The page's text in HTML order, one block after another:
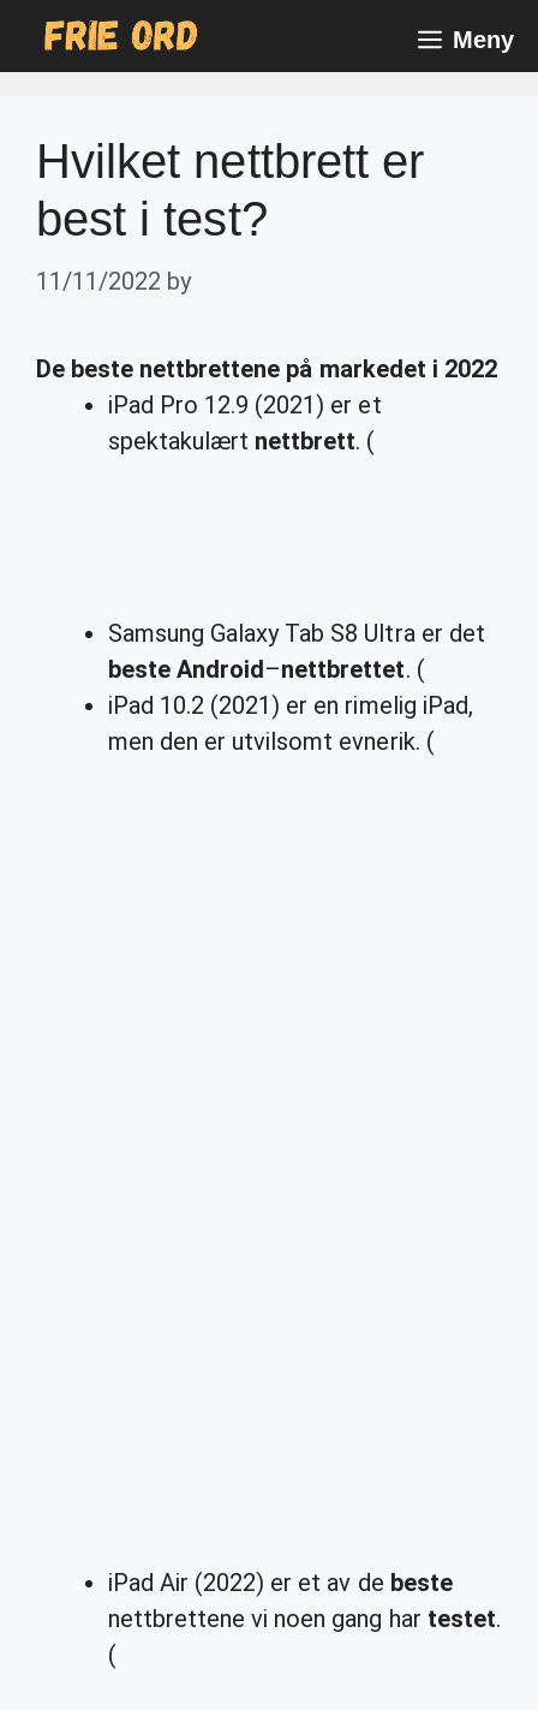
Meny
Hvilket nettbrett er
best i test?
11/11/2022 by
De beste nettbrettene på markedet i 2022
iPad Pro 12.9 (2021) er et
spektakulært nettbrett. (
Samsung Galaxy Tab S8 Ultra er det
beste Android–nettbrettet. (
iPad 10.2 (2021) er en rimelig iPad,
men den er utvilsomt evnerik. (
iPad Air (2022) er et av de beste
nettbrettene vi noen gang har testet.
(